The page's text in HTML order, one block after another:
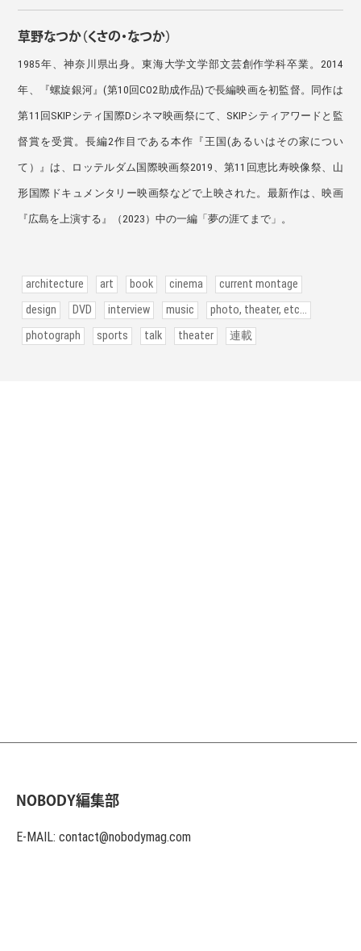
草野なつか（くさの・なつか）
1985年、神奈川県出身。東海大学文学部文芸創作学科卒業。2014
年、『螺旋銀河』(第10回CO2助成作品)で長編映画を初監督。同作は
第11回SKIPシティ国際Dシネマ映画祭にて、SKIPシティアワードと監
督賞を受賞。長編2作目である本作『王国(あるいはその家につい
て）』は、ロッテルダム国際映画祭2019、第11回恵比寿映像祭、山
形国際ドキュメンタリー映画祭などで上映された。最新作は、映画
『広島を上演する』（2023）中の一編「夢の涯てまで」。
architecture art book cinema
current montage
design
DVD interview music
photo, theater, etc...
photograph
sports talk theater 連載
NOBODY編集部
E-MAIL: contact@nobodymag.com